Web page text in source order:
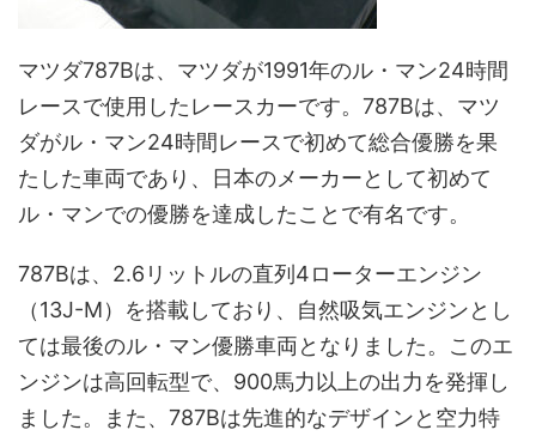
マツダ787Bは、マツダが1991年のル・マン24時間
レースで使用したレースカーです。787Bは、マツ
ダがル・マン24時間レースで初めて総合優勝を果
たした車両であり、日本のメーカーとして初めて
ル・マンでの優勝を達成したことで有名です。
787Bは、2.6リットルの直列4ローターエンジン
（13J-M）を搭載しており、自然吸気エンジンとし
ては最後のル・マン優勝車両となりました。このエ
ンジンは高回転型で、900馬力以上の出力を発揮し
ました。また、787Bは先進的なデザインと空力特